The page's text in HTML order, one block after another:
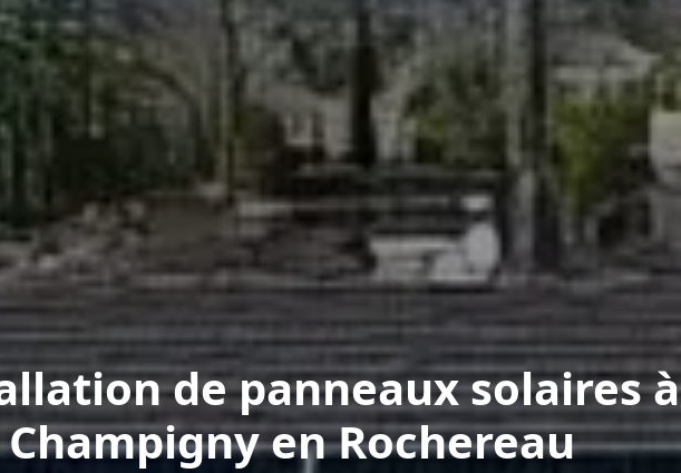
de panneaux solaires à
Champigny en Rochereau